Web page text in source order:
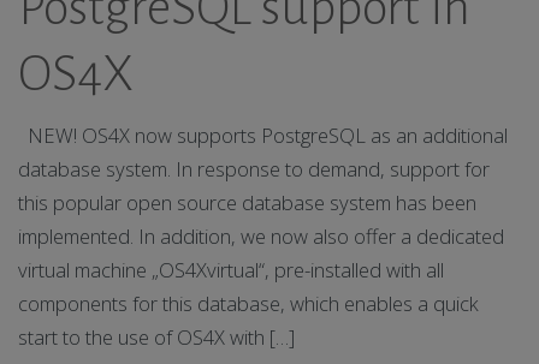
OS4X
NEW! OS4X now supports PostgreSQL as an additional
database system. In response to demand, support for
this popular open source database system has been
implemented. In addition, we now also offer a dedicated
virtual machine „OS4Xvirtual“, pre-installed with all
components for this database, which enables a quick
start to the use of OS4X with […]